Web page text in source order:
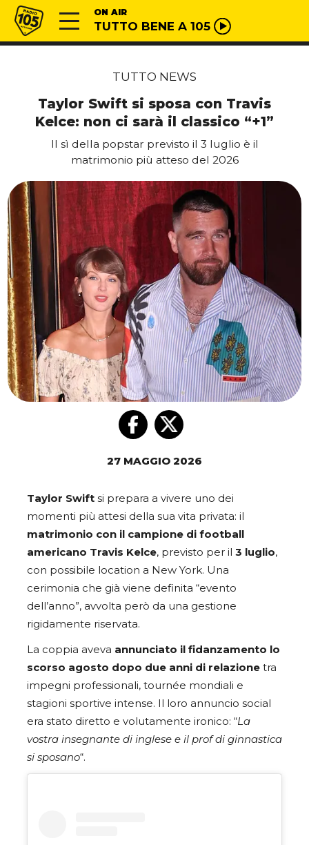
Vai al contenuto
Radio 105 ON AIR
TUTTO BENE A 105
TUTTO NEWS
Taylor Swift si sposa con Travis
Kelce: non ci sarà il classico “+1”
Il sì della popstar previsto il 3 luglio è il
matrimonio più atteso del 2026
27 MAGGIO 2026
Taylor Swift si prepara a vivere uno dei
momenti più attesi della sua vita privata: il
matrimonio con il campione di football
americano Travis Kelce, previsto per il 3 luglio,
con possibile location a New York. Una
cerimonia che già viene definita “evento
dell’anno”, avvolta però da una gestione
rigidamente riservata.
La coppia aveva annunciato il fidanzamento lo
scorso agosto dopo due anni di relazione tra
impegni professionali, tournée mondiali e
stagioni sportive intense. Il loro annuncio social
era stato diretto e volutamente ironico: “La
vostra insegnante di inglese e il prof di ginnastica
si sposano“.